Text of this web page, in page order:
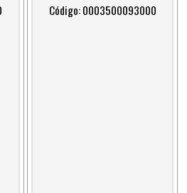
Código: 0003500093000